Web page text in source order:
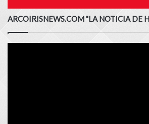
ARCOIRISNEWS.COM "LA NOTICIA DE